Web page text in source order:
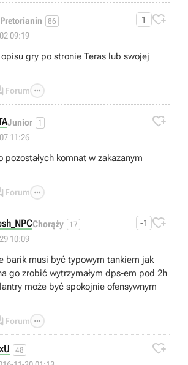
Pretorianin 86
09:19
1 
gry po stronie Teras lub swojej
Forum 
Junior 1
11:26

pozostałych komnat w zakazanym
Forum 
Chorąży 17
10:09
-1 
dps-em pod 2h
Forum 
48 